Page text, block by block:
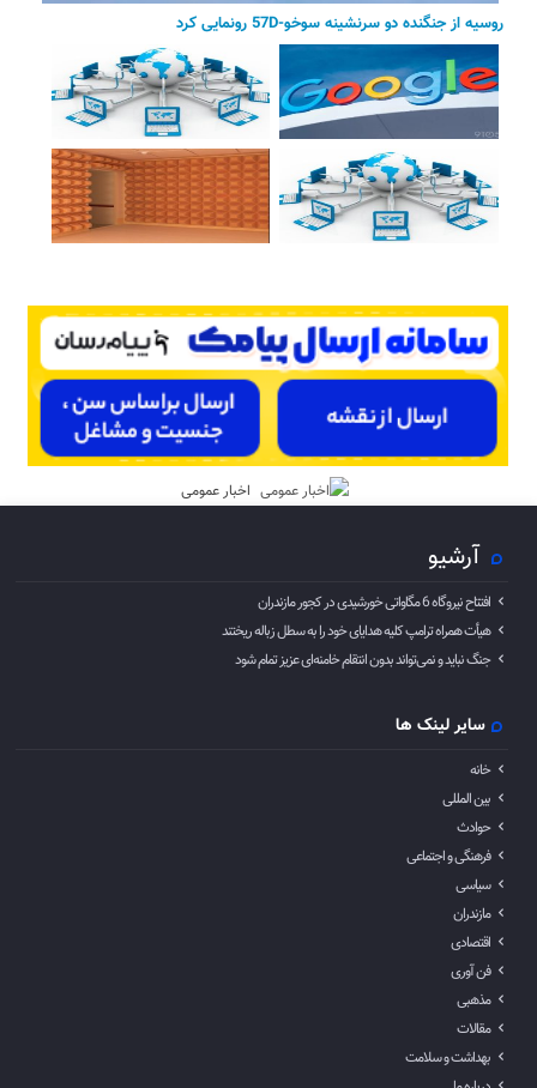
روسیه از جنگنده دو سرنشینه سوخو-57D رونمایی کرد
اخبار عمومی
آرشیو
افتتاح نیروگاه 6 مگاواتی خورشیدی در کجور مازندران
هیأت همراه ترامپ کلیه هدایای خود را به سطل زباله ریختند
جنگ نباید و نمی‌تواند بدون انتقام خامنه‌ای عزیز تمام شود
سایر لینک ها
خانه
بین المللی
حوادث
فرهنگی و اجتماعی
سیاسی
مازندران
اقتصادی
فن آوری
مذهبی
مقالات
بهداشت و سلامت